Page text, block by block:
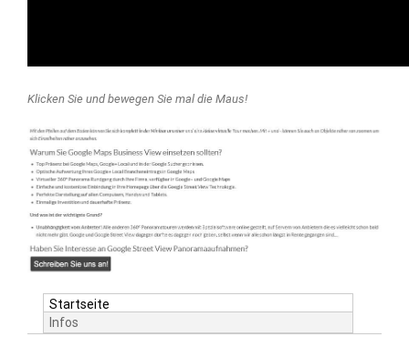
Klicken Sie und bewegen Sie mal die Maus!
Startseite
Infos